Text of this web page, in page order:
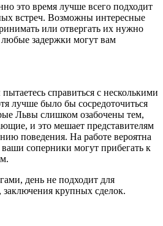
это время лучше всего подходит
встреч. Возможны интересные
или отвергать их нужно
любые задержки могут вам
справиться с несколькими
лучше было бы сосредоточиться
Львы слишком озабочены тем,
и это мешает представителям
поведения. На работе вероятна
соперники могут прибегать к
день не подходит для
заключения крупных сделок.